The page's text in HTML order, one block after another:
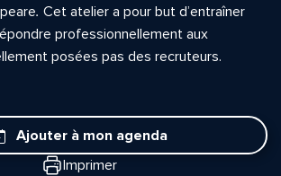
. Cet atelier a pour but d’entraîner
professionnellement aux
posées pas des recruteurs.
Ajouter à mon agenda
Imprimer